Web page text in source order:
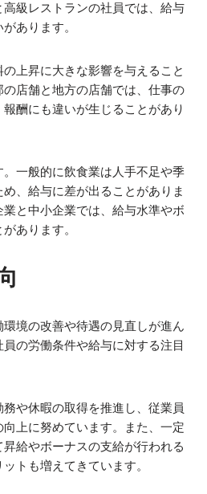
級レストランの社員では、給与
あります。
上昇に大きな影響を与えること
店舗と地方の店舗では、仕事の
酬にも違いが生じることがあり
一般的に飲食業は人手不足や季
、給与に差が出ることがありま
と中小企業では、給与水準やボ
あります。
境の改善や待遇の見直しが進ん
の労働条件や給与に対する注目
や休暇の取得を推進し、従業員
上に努めています。また、一定
給やボーナスの支給が行われる
トも増えてきています。